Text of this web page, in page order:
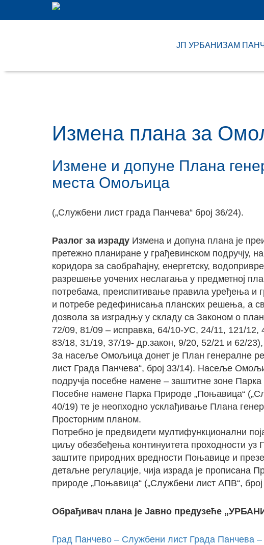
ЈП УРБАНИЗАМ
Измена плана за
Измене и допуне Плана
места Омољица
(„Службени лист града Панчева“ број 36/24).
Разлог за израду Измена и допуна плана је
претежно планиране у грађевинском подручју,
коридора за саобраћајну, енергетску,
разрешење уочених неслагања у предметној
потребама, преиспитивање правила уређења и
и потребе редефинисања планских решења, а
дозвола за изградњу у складу са Законом о
72/09, 81/09 – исправка, 64/10-УС, 24/11, 121/
83/18, 31/19, 37/19- др.закон, 9/20, 52/21 и 62/
За насеље Омољица донет је План генералне
лист Града Панчева“, број 33/14). Насеље
подручја посебне намене – заштитне зоне
Посебне намене Парка Природе „Поњавица“
40/19) те је неопходно усклађивање Плана
Просторним планом.
Потребно је предвидети мултифункционални
циљу обезбеђења континуитета проходности
заштите природних вредности Поњавице и
детаљне регулације, чија израда је прописана
природе „Поњавица“ („Службени лист АПВ“,
Обрађивач плана је Јавно предузеће
Град Панчево – Службени лист Града Панчева –